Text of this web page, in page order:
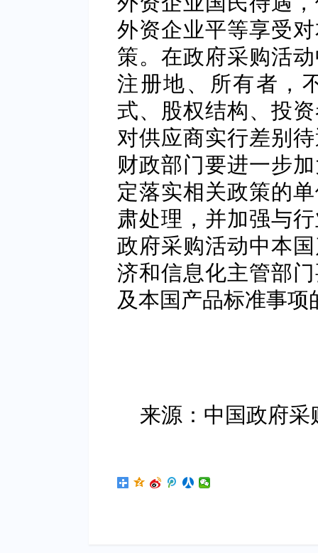
外资企业平等享受
策。在政府采购活
注册地、所有者，
式、股权结构、投
对供应商实行差别
财政部门要进一步
定落实相关政策的
肃处理，并加强与
政府采购活动中本
济和信息化主管部
及本国产品标准事
来源：中国政府采